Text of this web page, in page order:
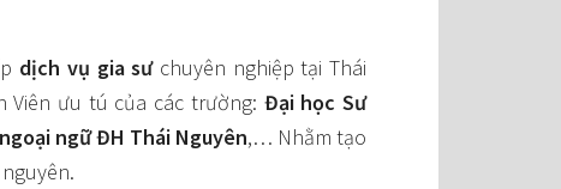
dịch vụ gia sưchuyên nghiệp tại Thái
Viên ưu tú của các trường: Đại học Sư
ngữ ĐH Thái Nguyên,… Nhằm tạo